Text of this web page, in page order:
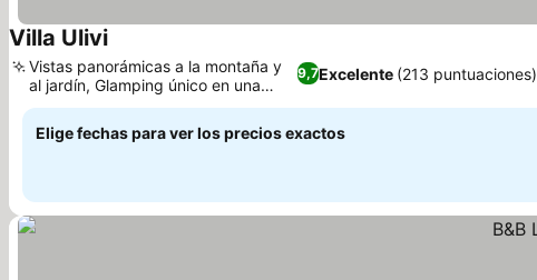
Villa UliviVer precios
9,7Excelente (213 puntuaciones)
Vistas panorámicas a la montaña y
al jardín, Glamping único en una
burbuja
Elige fechas para ver los precios exactos